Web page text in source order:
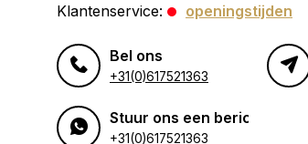
Klantenservice: openingstijden
Bel ons
+31(0)617521363
Stuur ons een bericht
+31(0)617521363